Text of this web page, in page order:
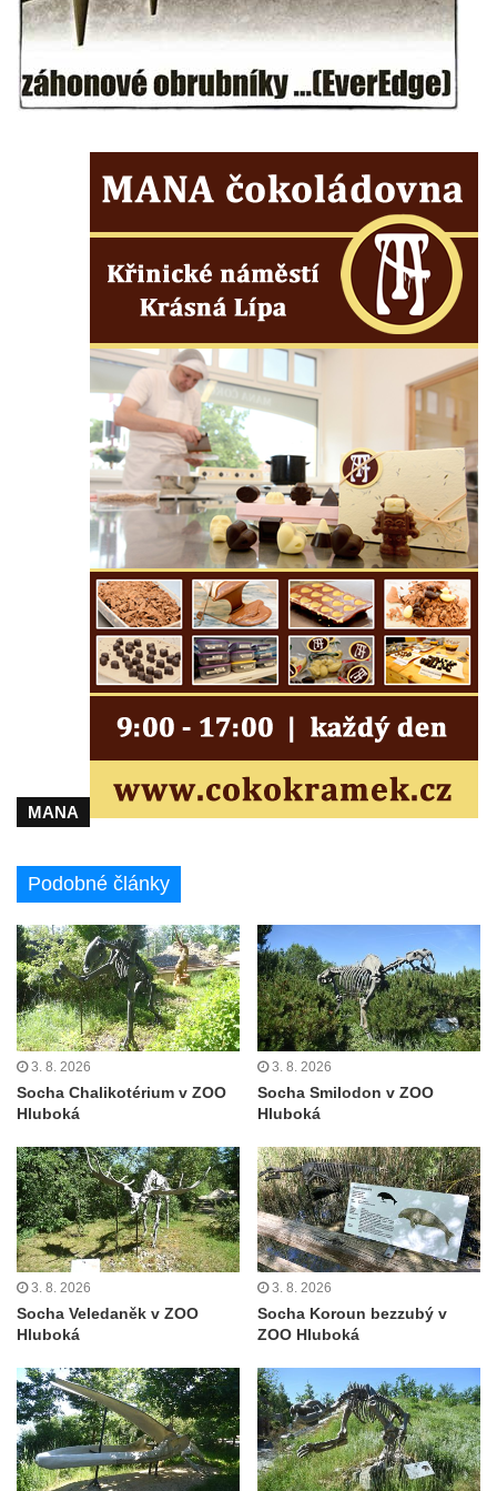
Pomník na paměť zrušení roboty v Plavu
Socha vodníka v Plavu
Socha svatého Jana Nepomuckého v
Třebušíně
Fischera na domě čp. 5/16 na třídě 9.
května v Rumburku
Pamětní deska Johanna Neumanna
severně od Tokáně
Obrázek svatého Huberta na buku svatého
Obrázek svatého Jakuba na skále u cesty
východně od Srbské Kamenice
Busta Jana Amose Komenského na domě
čp. 37 v Račicích
Socha ležícího koně v Sadech
Československé armády v Teplicích
Socha Medvídě v Tierpark Chemnitz
Sochy Ležící žena v Tierpark Chemnitz
Sochy Ptáci v Tierpark Chemnitz
Socha Skupina jeřábů v Tierpark Chemnitz
Socha Panter v ZOO Leipzig
Socha Dívka s mušlí v ZOO Leipzig
Socha Tygr v ZOO Leipzig
Socha Atlet v ZOO Leipzig
Socha Marabu v ZOO Leipzig
Busta Karla Maxe Schneidera v ZOO
Leipzig
Socha Iásón v ZOO Leipzig
Socha Mladý slon v ZOO Leipzig
Socha Býk v ZOO Dresden
Socha Uprchlý otrok bojuje s divokým psem
v ZOO Dresden
Socha krokodýla v ZOO Dresden
Socha Faun s medvíďaty v ZOO Dresden
Socha divokého prasete před vstupem do
ZOO Dresden
Socha světce severně od Lužce nad
Vltavou
Pamětní kámen revitalizace Vltavy Vraňany
Strom svobody a památník 100 let republiky
a 30. výročí listopadu 1989 v Hrobčicích
Boží muka v parku před domem čp. 17 v
Hrobčicích
MANA
Podobné články
3. 8. 2026
Socha Chalikotérium v ZOO
Hluboká
3. 8. 2026
Socha Smilodon v ZOO
Hluboká
3. 8. 2026
Socha Veledaněk v ZOO
Hluboká
3. 8. 2026
Socha Koroun bezzubý v
ZOO Hluboká